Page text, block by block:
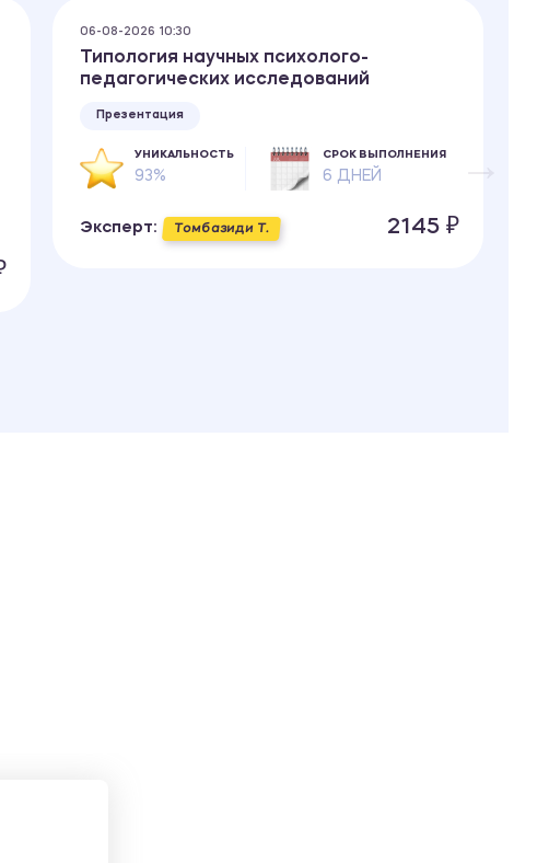
06-08-2026 10:30
Типология научных психолого-
педагогических исследований
Презентация
УНИКАЛЬНОСТЬ
93%
СРОК ВЫПОЛНЕНИЯ
6 ДНЕЙ
Эксперт: Томбазиди Т. 2145 ₽